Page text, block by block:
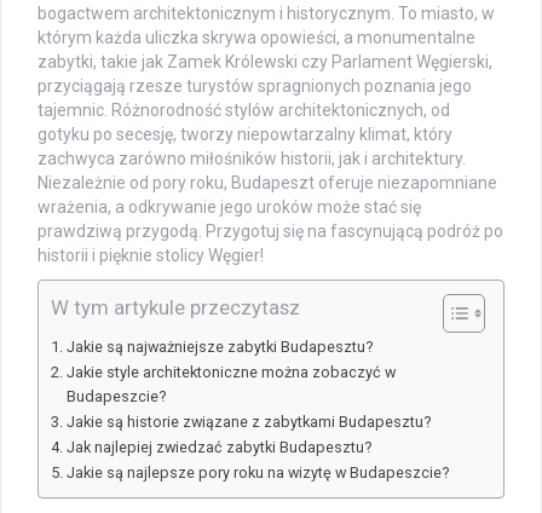
bogactwem architektonicznym i historycznym. To miasto, w
którym każda uliczka skrywa opowieści, a monumentalne
zabytki, takie jak Zamek Królewski czy Parlament Węgierski,
przyciągają rzesze turystów spragnionych poznania jego
tajemnic. Różnorodność stylów architektonicznych, od
gotyku po secesję, tworzy niepowtarzalny klimat, który
zachwyca zarówno miłośników historii, jak i architektury.
Niezależnie od pory roku, Budapeszt oferuje niezapomniane
wrażenia, a odkrywanie jego uroków może stać się
prawdziwą przygodą. Przygotuj się na fascynującą podróż po
historii i pięknie stolicy Węgier!
W tym artykule przeczytasz
Jakie są najważniejsze zabytki Budapesztu?
Jakie style architektoniczne można zobaczyć w
Budapeszcie?
Jakie są historie związane z zabytkami Budapesztu?
Jak najlepiej zwiedzać zabytki Budapesztu?
Jakie są najlepsze pory roku na wizytę w Budapeszcie?